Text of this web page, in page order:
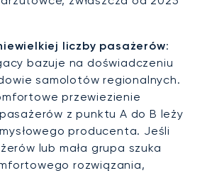
liczby pasażerów:
bazuje na doświadczeniu
samolotów regionalnych.
przewiezienie
z punktu A do B leży
producenta. Jeśli
lub mała grupa szuka
rozwiązania,